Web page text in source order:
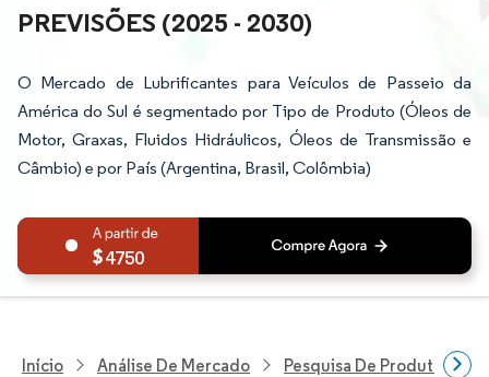
PREVISÕES (2025 - 2030)
O Mercado de Lubrificantes para Veículos de Passeio da
América do Sul é segmentado por Tipo de Produto (Óleos de
Motor, Graxas, Fluidos Hidráulicos, Óleos de Transmissão e
Câmbio) e por País (Argentina, Brasil, Colômbia)
4750
Início Análise De Mercado Pesquisa De Produtos